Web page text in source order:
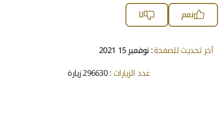
نعم
لا
آخر تحديث للصفحة: نوفمبر 15 2021
عدد الزيارات: 296630 زيارة